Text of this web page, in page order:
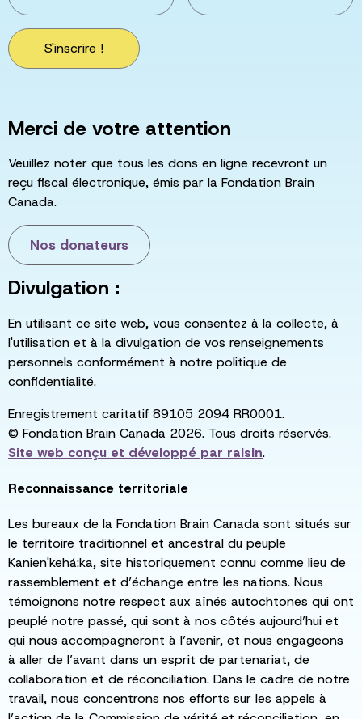
S'inscrire !
Merci de votre attention
Veuillez noter que tous les dons en ligne recevront un
reçu fiscal électronique, émis par la Fondation Brain
Canada.
Nos donateurs
Divulgation :
En utilisant ce site web, vous consentez à la collecte, à
l'utilisation et à la divulgation de vos renseignements
personnels conformément à notre politique de
confidentialité.
Enregistrement caritatif 89105 2094 RR0001.
© Fondation Brain Canada 2026. Tous droits réservés.
Site web conçu et développé par raisin.
Reconnaissance territoriale
Les bureaux de la Fondation Brain Canada sont situés sur
le territoire traditionnel et ancestral du peuple
Kanien'kehá:ka, site historiquement connu comme lieu de
rassemblement et d’échange entre les nations. Nous
témoignons notre respect aux aînés autochtones qui ont
peuplé notre passé, qui sont à nos côtés aujourd’hui et
qui nous accompagneront à l’avenir, et nous engageons
à aller de l’avant dans un esprit de partenariat, de
collaboration et de réconciliation. Dans le cadre de notre
travail, nous concentrons nos efforts sur les appels à